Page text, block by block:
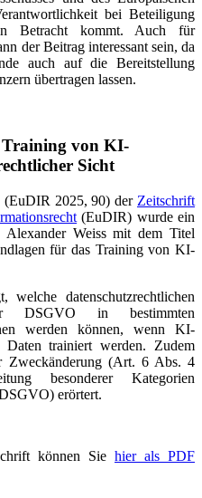
bei Beteiligung
Betracht kommt. Auch für
der Beitrag interessant sein, da
auch auf die Bereitstellung
übertragen lassen.
Training von KI-
Sicht
(EuDIR 2025, 90) der Zeitschrift
(EuDIR) wurde ein
Weiss mit dem Titel
für das Training von KI-
datenschutzrechtlichen
DSGVO in bestimmten
werden können, wenn KI-
Daten trainiert werden. Zudem
Zweckänderung (Art. 6 Abs. 4
besonderer Kategorien
erörtert.
können Sie hier als PDF